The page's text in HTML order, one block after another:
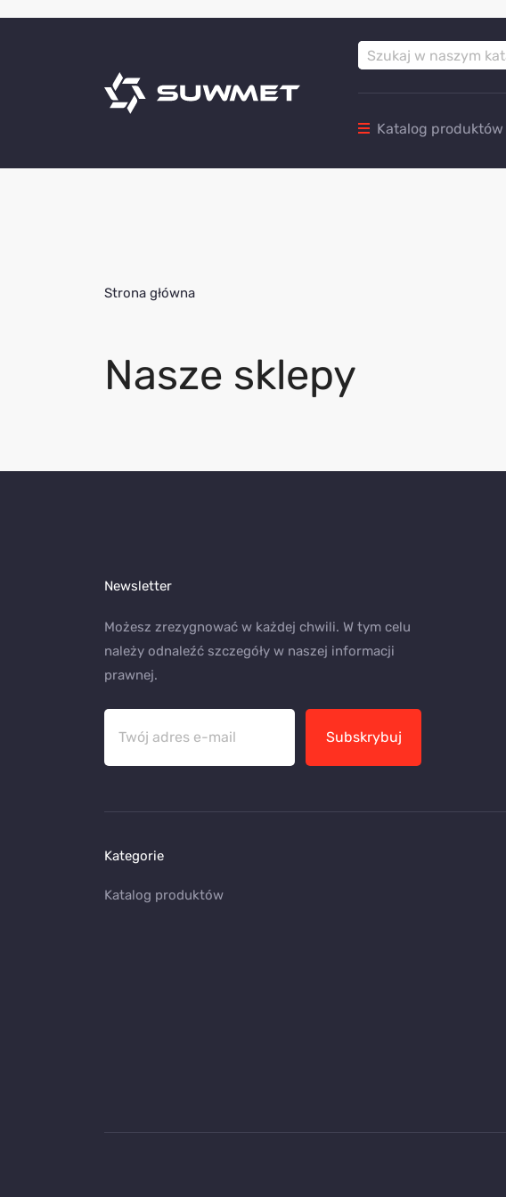
Katalog produktów
Strona główna
Nasze sklepy
Newsletter
Możesz zrezygnować w każdej chwili. W tym celu
należy odnaleźć szczegóły w naszej informacji
prawnej.
Subskrybuj
Kategorie
Katalog produktów